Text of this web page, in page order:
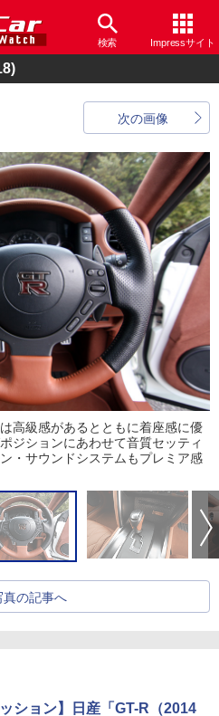
検索 Impressサイト
次の画像
高級感があるとともに着座感に優
ジションにあわせて音質セッティ
・サウンドシステムもプレミア感
真の記事へ
ッション】日産「GT-R（2014